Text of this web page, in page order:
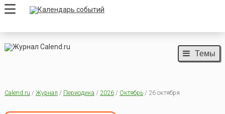
Темы
Calend.ru / Журнал / Периодика / 2026/ Октябрь/ 26 октября